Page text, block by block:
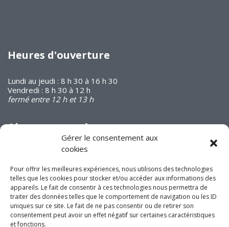
Gérer le consentement aux
cookies
Pour offrir les meilleures expériences, nous utilisons des technologies
telles que les cookies pour stocker et/ou accéder aux informations des
appareils. Le fait de consentir à ces technologies nous permettra de
traiter des données telles que le comportement de navigation ou les ID
uniques sur ce site. Le fait de ne pas consentir ou de retirer son
consentement peut avoir un effet négatif sur certaines caractéristiques
et fonctions.
Heures d'ouverture
Lundi au jeudi : 8 h 30 à 16 h 30
Vendredi : 8 h 30 à 12 h
fermé entre 12 h et 13 h
Abonnez-vous à
notre infolettre
Joignez-vous à nous
sur les réseaux